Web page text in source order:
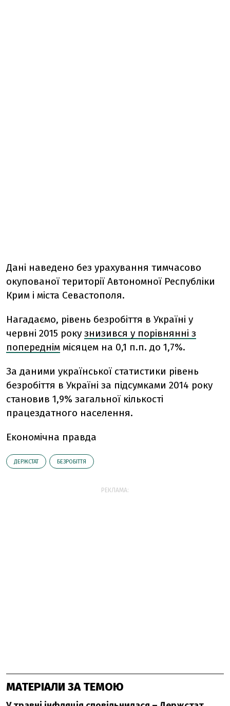
Дані наведено без урахування тимчасово
окупованої території Автономної Республіки
Крим і міста Севастополя.
Нагадаємо, рівень безробіття в Україні у
червні 2015 року знизився у порівнянні з
попереднім місяцем на 0,1 п.п. до 1,7%.
За даними української статистики рівень
безробіття в Україні за підсумками 2014 року
становив 1,9% загальної кількості
працездатного населення.
Економічна правда
ДЕРЖСТАТ БЕЗРОБІТТЯ
РЕКЛАМА:
МАТЕРІАЛИ ЗА ТЕМОЮ